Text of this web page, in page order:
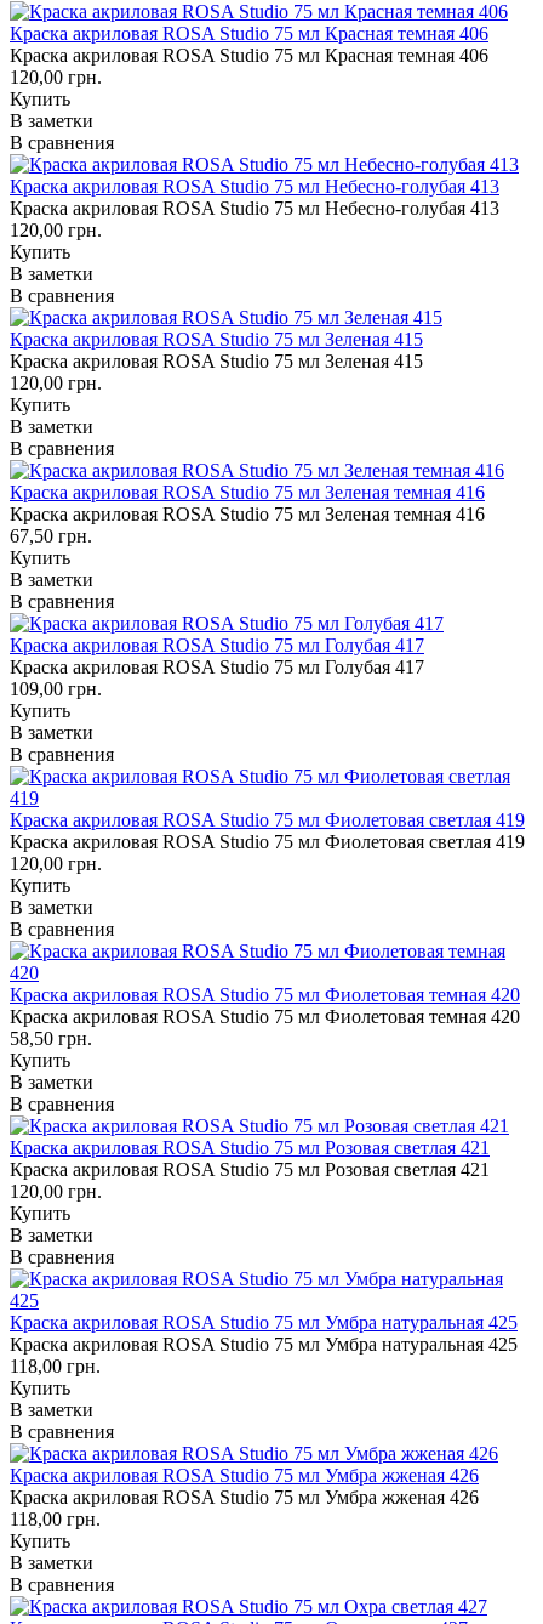
Краска акриловая ROSA Studio 75 мл Красная темная 406
Краска акриловая ROSA Studio 75 мл Красная темная 406
120,00 грн.
Купить
В заметки
В сравнения
Краска акриловая ROSA Studio 75 мл Небесно-голубая 413
Краска акриловая ROSA Studio 75 мл Небесно-голубая 413
120,00 грн.
Купить
В заметки
В сравнения
Краска акриловая ROSA Studio 75 мл Зеленая 415
Краска акриловая ROSA Studio 75 мл Зеленая 415
120,00 грн.
Купить
В заметки
В сравнения
Краска акриловая ROSA Studio 75 мл Зеленая темная 416
Краска акриловая ROSA Studio 75 мл Зеленая темная 416
67,50 грн.
Купить
В заметки
В сравнения
Краска акриловая ROSA Studio 75 мл Голубая 417
Краска акриловая ROSA Studio 75 мл Голубая 417
109,00 грн.
Купить
В заметки
В сравнения
Краска акриловая ROSA Studio 75 мл Фиолетовая светлая 419
Краска акриловая ROSA Studio 75 мл Фиолетовая светлая 419
120,00 грн.
Купить
В заметки
В сравнения
Краска акриловая ROSA Studio 75 мл Фиолетовая темная 420
Краска акриловая ROSA Studio 75 мл Фиолетовая темная 420
58,50 грн.
Купить
В заметки
В сравнения
Краска акриловая ROSA Studio 75 мл Розовая светлая 421
Краска акриловая ROSA Studio 75 мл Розовая светлая 421
120,00 грн.
Купить
В заметки
В сравнения
Краска акриловая ROSA Studio 75 мл Умбра натуральная 425
Краска акриловая ROSA Studio 75 мл Умбра натуральная 425
118,00 грн.
Купить
В заметки
В сравнения
Краска акриловая ROSA Studio 75 мл Умбра жженая 426
Краска акриловая ROSA Studio 75 мл Умбра жженая 426
118,00 грн.
Купить
В заметки
В сравнения